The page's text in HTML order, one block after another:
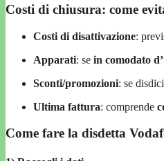
Costi di chiusura: come
Costi di disattivazione:
Apparati: se in comodato
Sconti/promozioni: se
Ultima fattura: comprende
Come fare la disdetta